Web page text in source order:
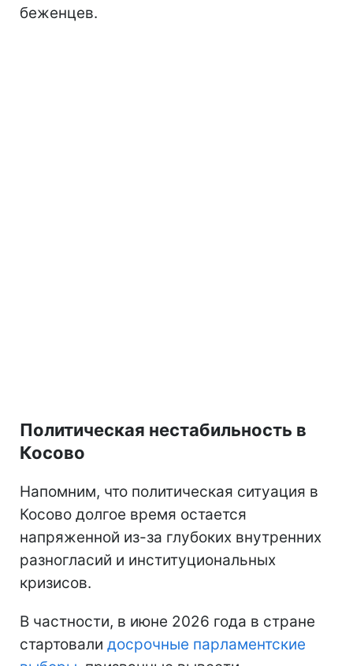
беженцев.
Политическая нестабильность в
Косово
Напомним, что политическая ситуация в
Косово долгое время остается
напряженной из-за глубоких внутренних
разногласий и институциональных
кризисов.
В частности, в июне 2026 года в стране
стартовали досрочные парламентские